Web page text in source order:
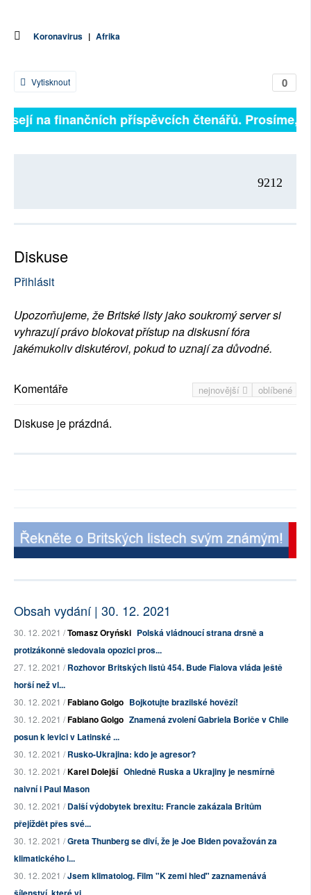
Koronavirus | Afrika
0
Vytisknout
na finančních příspěvcích čtenářů. Prosíme,
9212
Diskuse
Přihlásit
Upozorňujeme, že Britské listy jako soukromý server si
vyhrazují právo blokovat přístup na diskusní fóra
jakémukoliv diskutérovi, pokud to uznají za důvodné.
nejnovější oblíbené
Komentáře
Diskuse je prázdná.
Obsah vydání | 30. 12. 2021
30. 12. 2021 /Tomasz Oryński Polská vládnoucí strana drsně a
protizákonně sledovala opozici pros...
27. 12. 2021 /Rozhovor Britských listů 454. Bude Fialova vláda ještě
horší než vl...
30. 12. 2021 /Fabiano Golgo Bojkotujte brazilské hovězí!
30. 12. 2021 /Fabiano Golgo Znamená zvolení Gabriela Boriče v Chile
posun k levici v Latinské ...
30. 12. 2021 /Rusko-Ukrajina: kdo je agresor?
30. 12. 2021 /Karel Dolejší Ohledně Ruska a Ukrajiny je nesmírně
naivní i Paul Mason
30. 12. 2021 /Další výdobytek brexitu: Francie zakázala Britům
přejíždět přes své...
30. 12. 2021 /Greta Thunberg se diví, že je Joe Biden považován za
klimatického l...
30. 12. 2021 /Jsem klimatolog. Film "K zemi hleď" zaznamenává